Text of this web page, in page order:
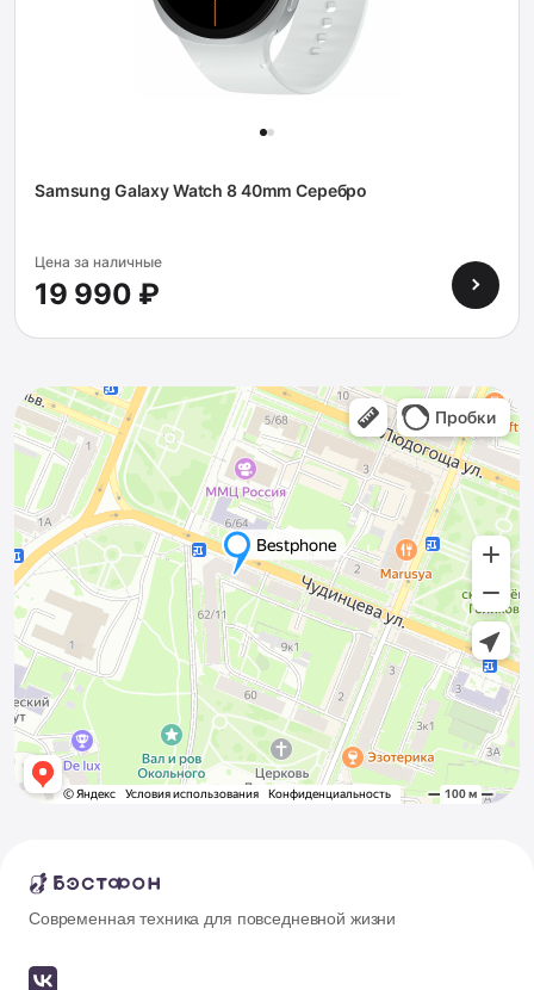
Samsung Galaxy Watch 8 40mm Серебро
Цена за наличные
19 990 ₽
Современная техника для повседневной жизни